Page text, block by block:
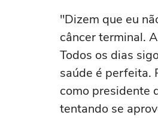
"Dizem que eu
câncer terminal.
Todos os dias
saúde é perfeita.
como presidente
tentando se